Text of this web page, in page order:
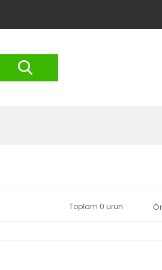
Toplam 0 ürün